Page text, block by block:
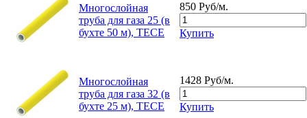
Многослойная
труба для газа 25 (в
бухте 50 м), TECE
850 Руб/м.
Купить
Многослойная
труба для газа 32 (в
бухте 25 м), TECE
1428 Руб/м.
Купить